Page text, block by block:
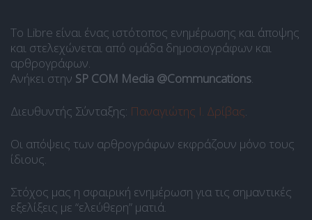
Το Libre είναι ένας ιστότοπος ενημέρωσης και άποψης
και στελεχώνεται από ομάδα δημοσιογράφων και
αρθρογράφων.
Ανήκει στην SP COM Media @Communcations.
Διευθυντής Σύνταξης: Παναγιώτης Ι. Δρίβας.
Οι απόψεις των αρθρογράφων εκφράζουν μόνο τους
ίδιους.
Στόχος μας η σφαιρική ενημέρωση για τις σημαντικές
εξελίξεις με “ελεύθερη” ματιά.